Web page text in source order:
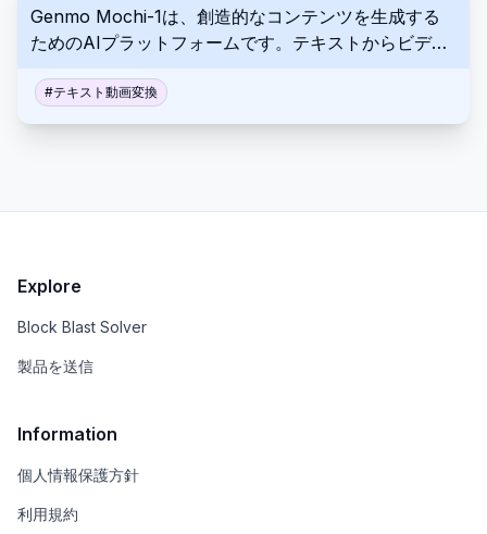
Genmo Mochi-1は、創造的なコンテンツを生成する
ためのAIプラットフォームです。テキストからビデオ
生成できます。このプラットフォームは、インタラク
ティブで没入感のあるジェネレーティブアート体験に
#テキスト動画変換
Explore
Block Blast Solver
製品を送信
Information
個人情報保護方針
利用規約